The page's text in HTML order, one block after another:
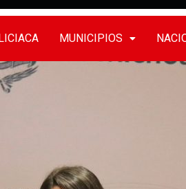
MUNICIPIOS